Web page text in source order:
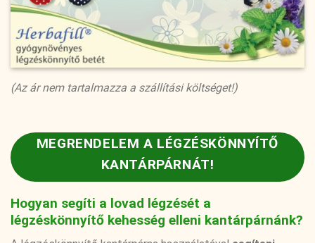
(Az ár nem tartalmazza a szállítási költséget!)
MEGRENDELEM A LÉGZÉSKÖNNYÍTŐ
KANTÁRPÁRNÁT!
Hogyan segíti a lovad légzését a
légzéskönnyítő kehesség elleni kantárpárnánk?